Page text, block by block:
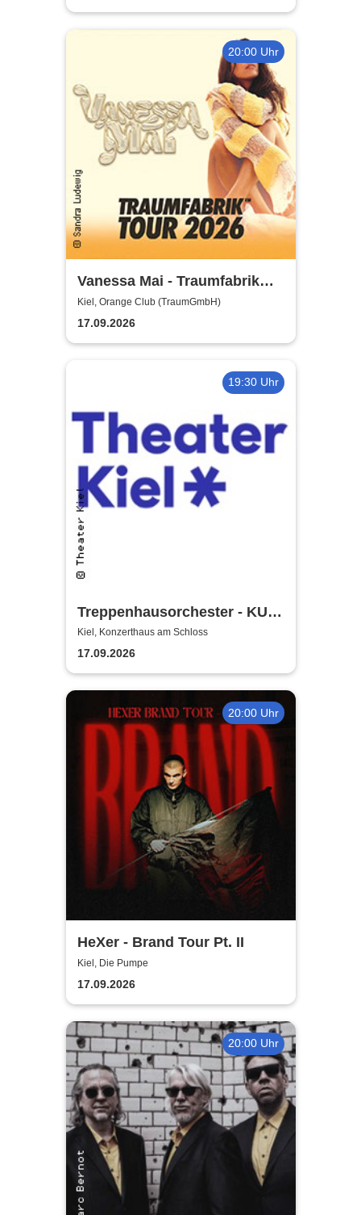
20:00 Uhr
Vanessa Mai - Traumfabrik
Tour 2026
Kiel, Orange Club (TraumGmbH)
17.09.2026
19:30 Uhr
Treppenhausorchester - KULT
| Theater Kiel
Kiel, Konzerthaus am Schloss
17.09.2026
20:00 Uhr
HeXer - Brand Tour Pt. II
Kiel, Die Pumpe
17.09.2026
20:00 Uhr